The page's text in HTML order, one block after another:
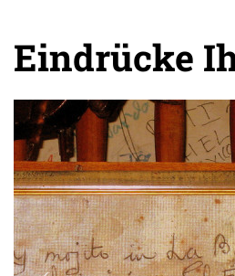
Eindrücke